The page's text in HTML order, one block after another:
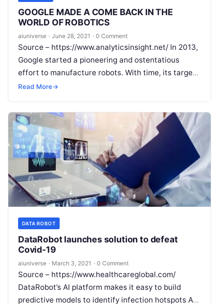
GOOGLE MADE A COME BACK IN THE
WORLD OF ROBOTICS
aiuniverse · June 28, 2021 · 0 Comment
Source – https://www.analyticsinsight.net/ In 2013,
Google started a pioneering and ostentatious
effort to manufacture robots. With time, its target
has become self-effacing but with time the
Read More→
DATA ROBOT
DataRobot launches solution to defeat
Covid-19
aiuniverse · March 3, 2021 · 0 Comment
Source – https://www.healthcareglobal.com/
DataRobot’s AI platform makes it easy to build
predictive models to identify infection hotspots A